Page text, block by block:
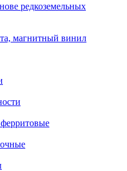
редкоземельных
магнитный винил